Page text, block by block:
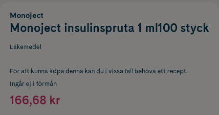
Monoject
Monoject insulinspruta 1 ml100 styck
Läkemedel
För att kunna köpa denna kan du i vissa fall behöva ett recept.
Ingår ej i förmån
166,68 kr